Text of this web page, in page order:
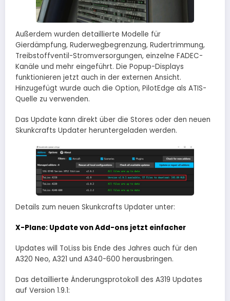
Außerdem wurden detaillierte Modelle für
Gierdämpfung, Ruderwegbegrenzung, Rudertrimmung,
Treibstoffventil-Stromversorgungen, einzelne FADEC-
Kanäle und mehr eingeführt. Die Popup-Displays
funktionieren jetzt auch in der externen Ansicht.
Hinzugefügt wurde auch die Option, PilotEdge als ATIS-
Quelle zu verwenden.
Das Update kann direkt über die Stores oder den neuen
Skunkcrafts Updater heruntergeladen werden.
Details zum neuen Skunkcrafts Updater unter:
X-Plane: Update von Add-ons jetzt einfacher
Updates will ToLiss bis Ende des Jahres auch für den
A320 Neo, A321 und A340-600 herausbringen.
Das detaillierte Änderungsprotokoll des A319 Updates
auf Version 1.9.1: